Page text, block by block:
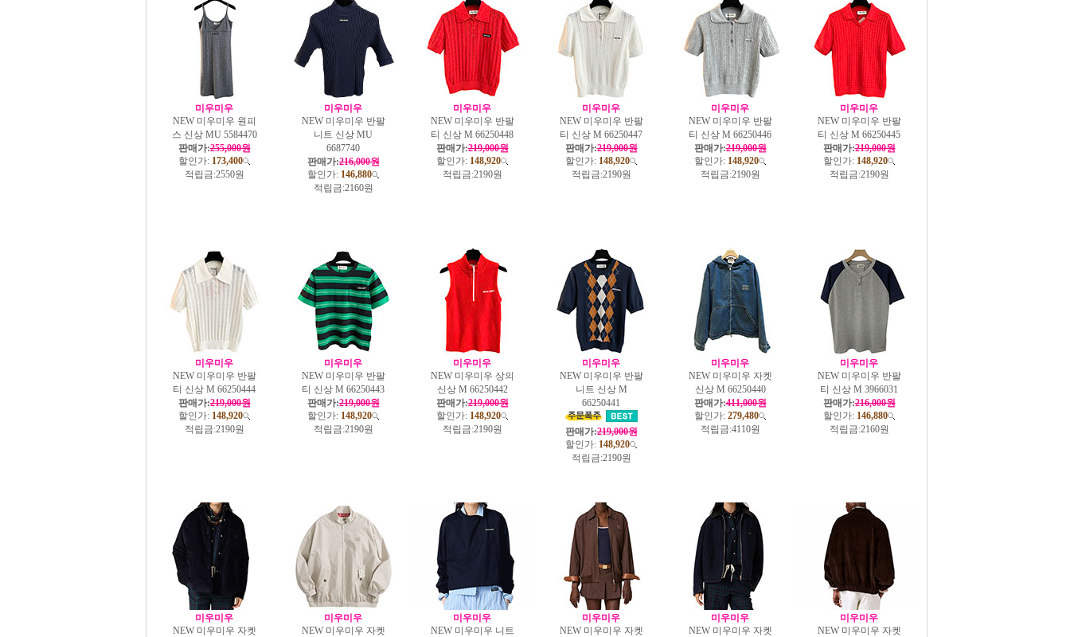
미우미우
NEW 미우미우 원피
스 신상 MU 5584470
판매가:255,000원
할인가: 173,400
적립금:2550원
미우미우
NEW 미우미우 반팔
니트 신상 MU
6687740
판매가:216,000원
할인가: 146,880
적립금:2160원
미우미우
NEW 미우미우 반팔
티 신상 M 66250448
판매가:219,000원
할인가: 148,920
적립금:2190원
미우미우
NEW 미우미우 반팔
티 신상 M 66250447
판매가:219,000원
할인가: 148,920
적립금:2190원
미우미우
NEW 미우미우 반팔
티 신상 M 66250446
판매가:219,000원
할인가: 148,920
적립금:2190원
미우미우
NEW 미우미우 반팔
티 신상 M 66250445
판매가:219,000원
할인가: 148,920
적립금:2190원
미우미우
NEW 미우미우 반팔
티 신상 M 66250444
판매가:219,000원
할인가: 148,920
적립금:2190원
미우미우
NEW 미우미우 반팔
티 신상 M 66250443
판매가:219,000원
할인가: 148,920
적립금:2190원
미우미우
NEW 미우미우 상의
신상 M 66250442
판매가:219,000원
할인가: 148,920
적립금:2190원
미우미우
NEW 미우미우 반팔
니트 신상 M
66250441
판매가:219,000원
할인가: 148,920
적립금:2190원
미우미우
NEW 미우미우 자켓
신상 M 66250440
판매가:411,000원
할인가: 279,480
적립금:4110원
미우미우
NEW 미우미우 반팔
티 신상 M 3966031
판매가:216,000원
할인가: 146,880
적립금:2160원
미우미우
NEW 미우미우 자켓
미우미우
NEW 미우미우 자켓
미우미우
NEW 미우미우 니트
미우미우
NEW 미우미우 자켓
미우미우
NEW 미우미우 자켓
미우미우
NEW 미우미우 자켓